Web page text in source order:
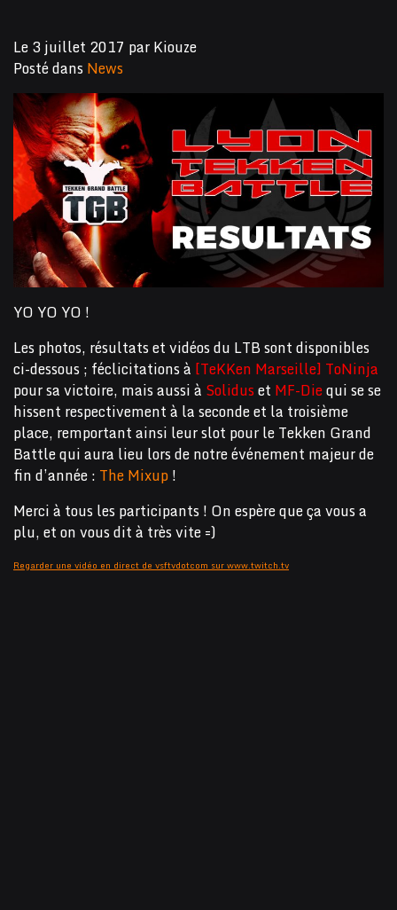
Le3 juillet 2017 parKiouze
Posté dansNews
YO YO YO !
Les photos, résultats et vidéos du LTB sont disponibles
ci-dessous ; féclicitations à [TeKKen Marseille] ToNinja
pour sa victoire, mais aussi à Soliduset MF-Diequi se se
hissent respectivement à la seconde et la troisième
place, remportant ainsi leur slot pour le Tekken Grand
Battle qui aura lieu lors de notre événement majeur de
fin d’année : The Mixup!
Merci à tous les participants ! On espère que ça vous a
plu, et on vous dit à très vite =)
Regarder une vidéo en direct de vsftvdotcom sur www.twitch.tv